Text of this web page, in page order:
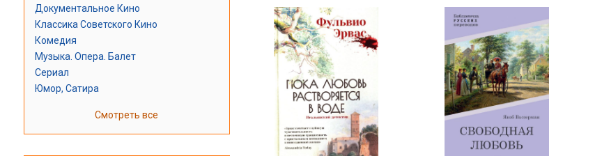
Документальное Кино
Классика Советского Кино
Комедия
Музыка. Опера. Балет
Сериал
Юмор, Сатира
Смотреть все